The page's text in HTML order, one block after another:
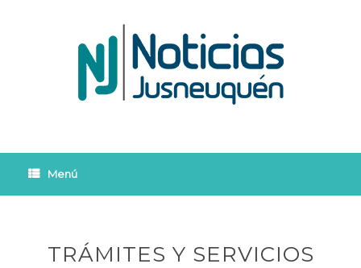
Menú
TRÁMITES Y SERVICIOS